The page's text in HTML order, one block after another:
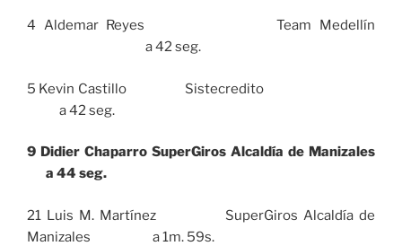
4 Aldemar Reyes Team Medellín
a 42 seg.
5 Kevin Castillo Sistecredito
a 42 seg.
9 Didier Chaparro SuperGiros Alcaldía de Manizales
a 44 seg.
21 Luis M. Martínez SuperGiros Alcaldía de
Manizales a 1m. 59s.